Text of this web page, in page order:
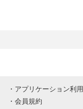
アプリケーション利
会員規約